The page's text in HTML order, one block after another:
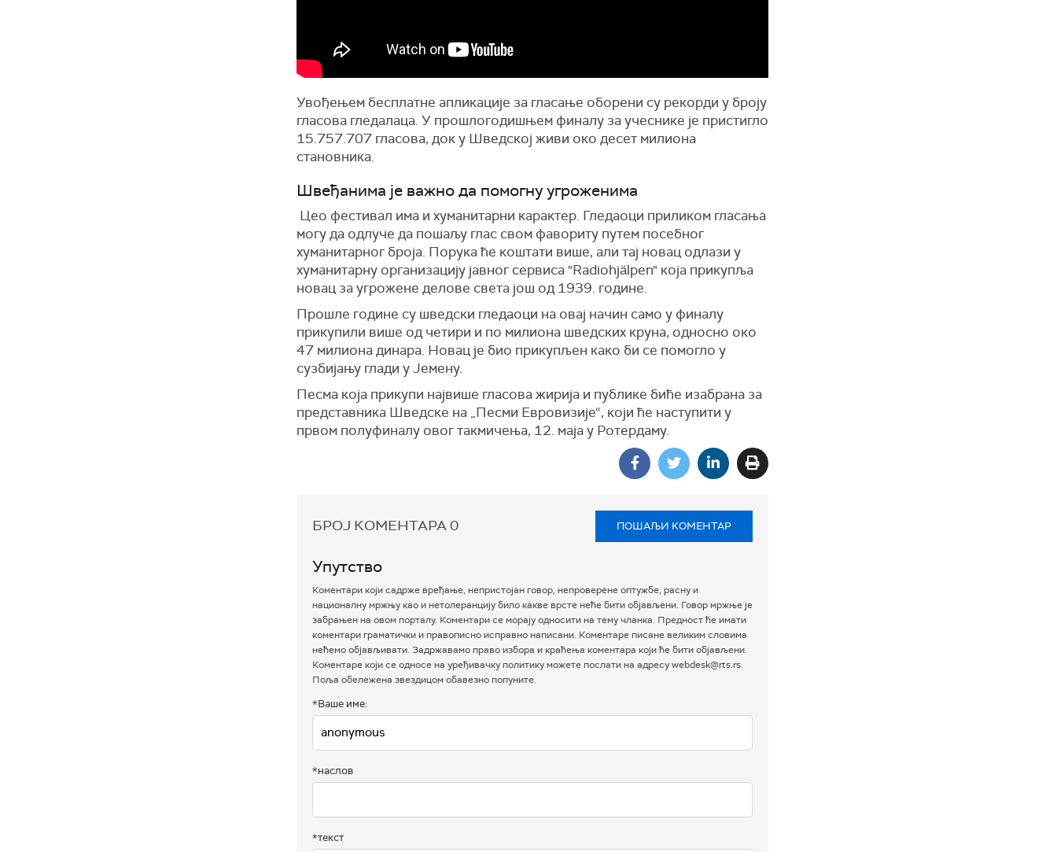
Увођењем бесплатне апликације за гласање оборени су рекорди у броју
гласова гледалаца. У прошлогодишњем финалу за учеснике је пристигло
15.757.707 гласова, док у Шведској живи око десет милиона
становника.
Швеђанима је важно да помогну угроженима
Цео фестивал има и хуманитарни карактер. Гледаоци приликом гласања
могу да одлуче да пошаљу глас свом фавориту путем посебног
хуманитарног броја. Порука ће коштати више, али тај новац одлази у
хуманитарну организацију јавног сервиса "Radiohjälpen" која прикупља
новац за угрожене делове света још од 1939. године.
Прошле године су шведски гледаоци на овај начин само у финалу
прикупили више од четири и по милиона шведских круна, односно око
47 милиона динара. Новац је био прикупљен како би се помогло у
сузбијању глади у Јемену.
Песма која прикупи највише гласова жирија и публике биће изабрана за
представника Шведске на „Песми Евровизије“, који ће наступити у
првом полуфиналу овог такмичења, 12. маја у Ротердаму.
БРОЈ КОМЕНТАРА0 ПОШАЉИ КОМЕНТАР
Упутство
Коментари који садрже вређање, непристојан говор, непроверене оптужбе, расну и
националну мржњу као и нетолеранцију било какве врсте неће бити објављени. Говор мржње је
забрањен на овом порталу. Коментари се морају односити на тему чланка. Предност ће имати
коментари граматички и правописно исправно написани. Коментаре писане великим словима
нећемо објављивати. Задржавамо право избора и краћења коментара који ће бити објављени.
Коментаре који се односе на уређивачку политику можете послати на адресу webdesk@rts.rs.
Поља обележена звездицом обавезно попуните.
*Ваше име:
*наслов
*текст